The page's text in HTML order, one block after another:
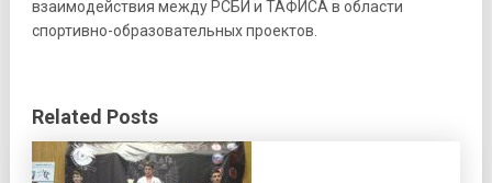
взаимодействия между РСБИ и ТАФИСА в области
спортивно-образовательных проектов.
Related Posts